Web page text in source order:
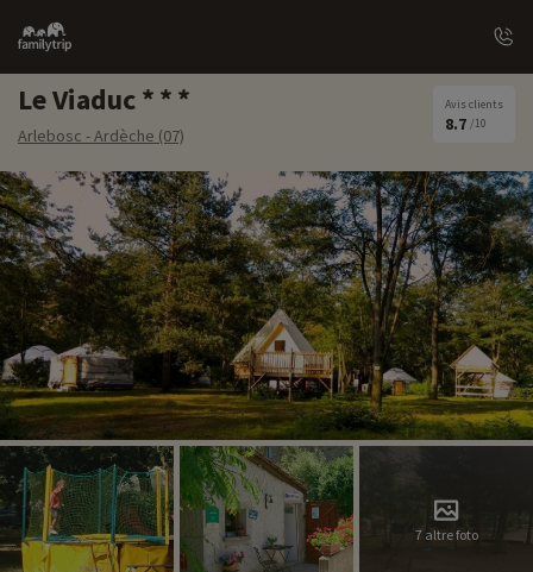
Family
trip
Le Viaduc
Arlebosc - Ardèche (07)
Avis clients
8.7 /10
7 altre foto